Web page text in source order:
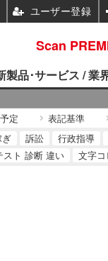
製品･サービス / 業
定 表記基準
訴訟 行政指導
スト 診断 違い
文字
Scan
ユーザー登録